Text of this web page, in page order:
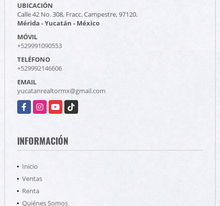
UBICACIÓN
Calle 42 No. 308, Fracc. Campestre, 97120.
Mérida - Yucatán - México
MÓVIL
+529991090553
TELÉFONO
+529992146606
EMAIL
yucatanrealtormx@gmail.com
FacebookInstagram
YouTubeTikTok
INFORMACIÓN
Inicio
Ventas
Renta
Quiénes Somos